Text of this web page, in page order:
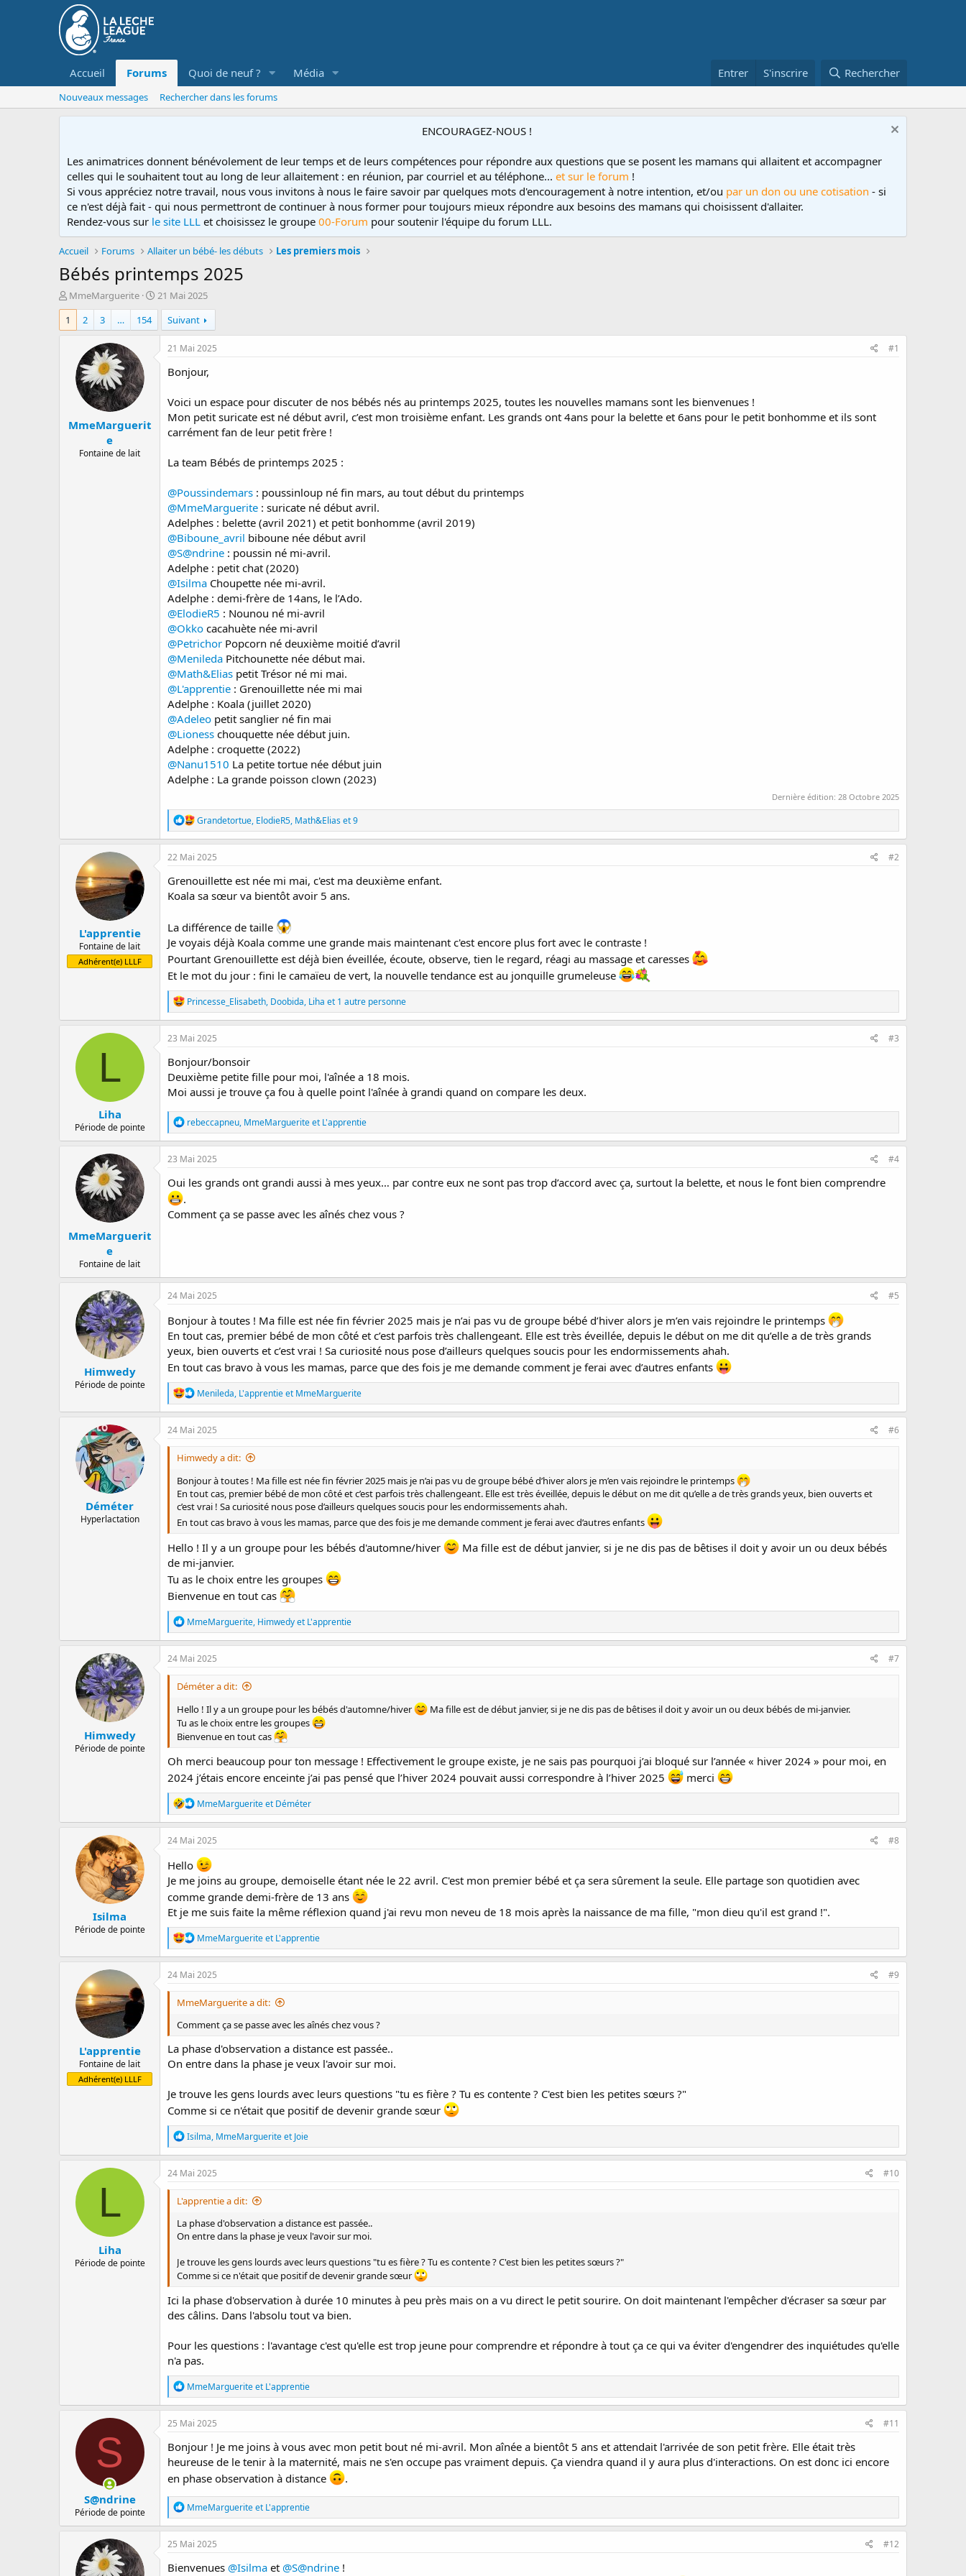
Accueil Forums Quoi de neuf ? Média Entrer S'inscrire Rechercher
Nouveaux messages Rechercher dans les forums
ENCOURAGEZ-NOUS !
Les animatrices donnent bénévolement de leur temps et de leurs compétences pour répondre aux questions que se posent les mamans qui allaitent et accompagner
celles qui le souhaitent tout au long de leur allaitement : en réunion, par courriel et au téléphone... et sur le forum !
Si vous appréciez notre travail, nous vous invitons à nous le faire savoir par quelques mots d'encouragement à notre intention, et/ou par un don ou une cotisation - si
ce n'est déjà fait - qui nous permettront de continuer à nous former pour toujours mieux répondre aux besoins des mamans qui choisissent d'allaiter.
Rendez-vous sur le site LLL et choisissez le groupe 00-Forum pour soutenir l'équipe du forum LLL.
Accueil Forums Allaiter un bébé- les débuts Les premiers mois
Bébés printemps 2025
D
é
m
a
r
MmeMarguerite
D
a
e
21 Mai 2025
1
2 3 … 154 Suivant
MmeMarguerit
e
Fontaine de lait
21 Mai 2025 #1
Bonjour,
Voici un espace pour discuter de nos bébés nés au printemps 2025, toutes les nouvelles mamans sont les bienvenues !
Mon petit suricate est né début avril, c’est mon troisième enfant. Les grands ont 4ans pour la belette et 6ans pour le petit bonhomme et ils sont
carrément fan de leur petit frère !
La team Bébés de printemps 2025 :
@Poussindemars : poussinloup né fin mars, au tout début du printemps
@MmeMarguerite : suricate né début avril.
Adelphes : belette (avril 2021) et petit bonhomme (avril 2019)
@Biboune_avril biboune née début avril
@S@ndrine : poussin né mi-avril.
Adelphe : petit chat (2020)
@Isilma Choupette née mi-avril.
Adelphe : demi-frère de 14ans, le l’Ado.
@ElodieR5 : Nounou né mi-avril
@Okko cacahuète née mi-avril
@Petrichor Popcorn né deuxième moitié d’avril
@Menileda Pitchounette née début mai.
@Math&Elias petit Trésor né mi mai.
@L'apprentie : Grenouillette née mi mai
Adelphe : Koala (juillet 2020)
@Adeleo petit sanglier né fin mai
@Lioness chouquette née début juin.
Adelphe : croquette (2022)
@Nanu1510 La petite tortue née début juin
Adelphe : La grande poisson clown (2023)
Dernière édition: 28 Octobre 2025
R
é
a
c
i
o
n
:
Grandetortue, ElodieR5, Math&Eliaset 9
L'apprentie
Fontaine de lait
Adhérent(e) LLLF
22 Mai 2025 #2
Grenouillette est née mi mai, c'est ma deuxième enfant.
Koala sa sœur va bientôt avoir 5 ans.
La différence de taille
Je voyais déjà Koala comme une grande mais maintenant c'est encore plus fort avec le contraste !
Pourtant Grenouillette est déjà bien éveillée, écoute, observe, tien le regard, réagi au massage et caresses
Et le mot du jour : fini le camaïeu de vert, la nouvelle tendance est au jonquille grumeleuse
R
é
a
c
i
o
n
s
Princesse_Elisabeth, Doobida, Liha et 1 autre personne
L
Liha
Période de pointe
23 Mai 2025 #3
Bonjour/bonsoir
Deuxième petite fille pour moi, l'aînée a 18 mois.
Moi aussi je trouve ça fou à quelle point l'aînée à grandi quand on compare les deux.
R
é
a
c
o
s
rebeccapneu, MmeMargueriteet L'apprentie
MmeMarguerit
e
Fontaine de lait
23 Mai 2025 #4
Oui les grands ont grandi aussi à mes yeux… par contre eux ne sont pas trop d’accord avec ça, surtout la belette, et nous le font bien comprendre
.
Comment ça se passe avec les aînés chez vous ?
Himwedy
Période de pointe
24 Mai 2025 #5
Bonjour à toutes ! Ma fille est née fin février 2025 mais je n’ai pas vu de groupe bébé d’hiver alors je m’en vais rejoindre le printemps
En tout cas, premier bébé de mon côté et c’est parfois très challengeant. Elle est très éveillée, depuis le début on me dit qu’elle a de très grands
yeux, bien ouverts et c’est vrai ! Sa curiosité nous pose d’ailleurs quelques soucis pour les endormissements ahah.
En tout cas bravo à vous les mamas, parce que des fois je me demande comment je ferai avec d’autres enfants
R
é
a
c
o
s
:
Menileda, L'apprentieet MmeMarguerite
Déméter
Hyperlactation
24 Mai 2025 #6
Himwedy a dit:
Bonjour à toutes ! Ma fille est née fin février 2025 mais je n’ai pas vu de groupe bébé d’hiver alors je m’en vais rejoindre le printemps
En tout cas, premier bébé de mon côté et c’est parfois très challengeant. Elle est très éveillée, depuis le début on me dit qu’elle a de très grands yeux, bien ouverts et
c’est vrai ! Sa curiosité nous pose d’ailleurs quelques soucis pour les endormissements ahah.
En tout cas bravo à vous les mamas, parce que des fois je me demande comment je ferai avec d’autres enfants
Hello ! Il y a un groupe pour les bébés d'automne/hiver
Ma fille est de début janvier, si je ne dis pas de bêtises il doit y avoir un ou deux bébés
de mi-janvier.
Tu as le choix entre les groupes
Bienvenue en tout cas
R
é
a
c
o
s
MmeMarguerite, Himwedyet L'apprentie
Himwedy
Période de pointe
24 Mai 2025 #7
Déméter a dit:
Hello ! Il y a un groupe pour les bébés d'automne/hiver
Ma fille est de début janvier, si je ne dis pas de bêtises il doit y avoir un ou deux bébés de mi-janvier.
Tu as le choix entre les groupes
Bienvenue en tout cas
Oh merci beaucoup pour ton message ! Effectivement le groupe existe, je ne sais pas pourquoi j’ai bloqué sur l’année « hiver 2024 » pour moi, en
2024 j’étais encore enceinte j’ai pas pensé que l’hiver 2024 pouvait aussi correspondre à l’hiver 2025
merci
R
é
a
c
i
o
n
s
MmeMargueriteet Déméter
Isilma
Période de pointe
24 Mai 2025 #8
Hello
Je me joins au groupe, demoiselle étant née le 22 avril. C'est mon premier bébé et ça sera sûrement la seule. Elle partage son quotidien avec
comme grande demi-frère de 13 ans
Et je me suis faite la même réflexion quand j'ai revu mon neveu de 18 mois après la naissance de ma fille, "mon dieu qu'il est grand !".
R
é
a
c
o
s
MmeMargueriteet L'apprentie
L'apprentie
Fontaine de lait
Adhérent(e) LLLF
24 Mai 2025 #9
MmeMarguerite a dit:
Comment ça se passe avec les aînés chez vous ?
La phase d'observation a distance est passée..
On entre dans la phase je veux l'avoir sur moi.
Je trouve les gens lourds avec leurs questions "tu es fière ? Tu es contente ? C'est bien les petites sœurs ?"
Comme si ce n'était que positif de devenir grande sœur
R
é
a
c
o
s
:
Isilma, MmeMargueriteet Joie
L
Liha
Période de pointe
24 Mai 2025 #10
L'apprentie a dit:
La phase d'observation a distance est passée..
On entre dans la phase je veux l'avoir sur moi.
Je trouve les gens lourds avec leurs questions "tu es fière ? Tu es contente ? C'est bien les petites sœurs ?"
Comme si ce n'était que positif de devenir grande sœur
Ici la phase d'observation à durée 10 minutes à peu près mais on a vu direct le petit sourire. On doit maintenant l'empêcher d'écraser sa sœur par
des câlins. Dans l'absolu tout va bien.
Pour les questions : l'avantage c'est qu'elle est trop jeune pour comprendre et répondre à tout ça ce qui va éviter d'engendrer des inquiétudes qu'elle
n'a pas.
R
é
a
c
i
o
n
s
MmeMargueriteet L'apprentie
S
S@ndrine
Période de pointe
25 Mai 2025 #11
Bonjour ! Je me joins à vous avec mon petit bout né mi-avril. Mon aînée a bientôt 5 ans et attendait l'arrivée de son petit frère. Elle était très
heureuse de le tenir à la maternité, mais ne s'en occupe pas vraiment depuis. Ça viendra quand il y aura plus d'interactions. On est donc ici encore
en phase observation à distance
.
R
é
a
c
i
MmeMargueriteet L'apprentie
25 Mai 2025 #12
Bienvenues @Isilma et @S@ndrine !